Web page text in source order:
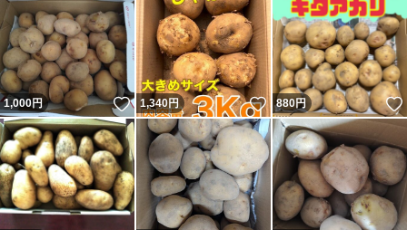
1,000円 いいね！
1,340円 いいね！
880円